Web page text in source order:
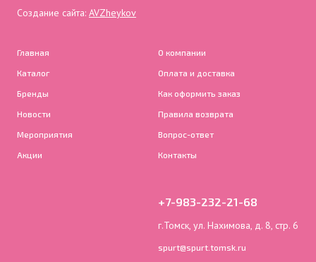
Создание сайта: AVZheykov
Главная
Каталог
Бренды
Новости
Мероприятия
Акции
О компании
Оплата и доставка
Как оформить заказ
Правила возврата
Вопрос-ответ
Контакты
+7-983-232-21-68
г.Томск, ул. Нахимова, д. 8, стр. 6
spurt@spurt.tomsk.ru